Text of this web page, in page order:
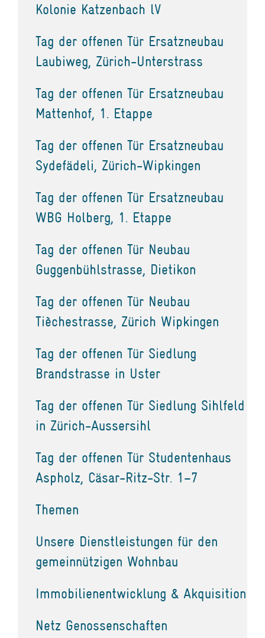
Kolonie Katzenbach lV
Tag der offenen Tür Ersatzneubau
Laubiweg, Zürich-Unterstrass
Tag der offenen Tür Ersatzneubau
Mattenhof, 1. Etappe
Tag der offenen Tür Ersatzneubau
Sydefädeli, Zürich-Wipkingen
Tag der offenen Tür Ersatzneubau
WBG Holberg, 1. Etappe
Tag der offenen Tür Neubau
Guggenbühlstrasse, Dietikon
Tag der offenen Tür Neubau
Tièchestrasse, Zürich Wipkingen
Tag der offenen Tür Siedlung
Brandstrasse in Uster
Tag der offenen Tür Siedlung Sihlfeld
in Zürich-Aussersihl
Tag der offenen Tür Studentenhaus
Aspholz, Cäsar-Ritz-Str. 1–7
Themen
Unsere Dienstleistungen für den
gemeinnützigen Wohnbau
Immobilienentwicklung & Akquisition
Netz Genossenschaften